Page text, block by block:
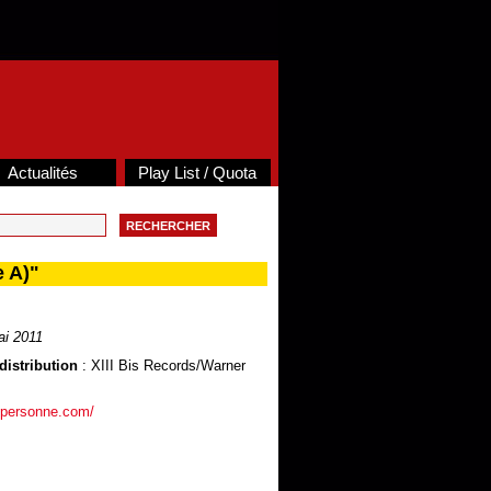
Actualités Play List / Quota
A)"
2011
: XIII Bis Records/Warner